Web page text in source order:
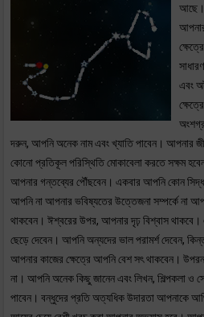
আছে।
এবং
দরুন, আপনি অনেক নাম এবং খ্যাতি পাবেন। আপনার
কোনো প্রতিকূল পরিস্থিতি মোকাবেলা করতে সক্ষম
আপনার গন্তব্যের পৌঁছবেন। একবার আপনি কোন
আপনি না আপনার ভবিষ্যতের উত্তেজনা সম্পর্কে না
থাকবেন। ঈশ্বরের উপর, আপনার দৃঢ় বিশ্বাস
ছেড়ে দেবেন। আপনি অন্যদের ভাল পরামর্শ দেবেন,
আপনার কাজের ক্ষেত্রে আপনি বেশ সৎ থাকবেন।
না। আপনি অনেক কিছু জানেন এবং লিখন, শিল্পকলা ও
পাবেন। বন্ধুদের প্রতি অত্যধিক উদারতা আপনাকে